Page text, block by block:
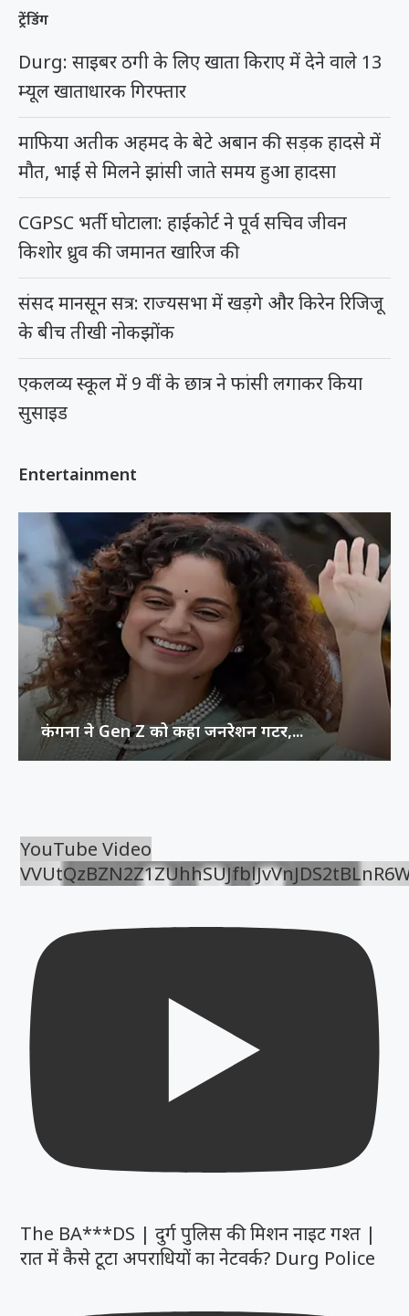
YouTube Video
The BA***DS | दुर्ग पुलिस की मिशन नाइट गश्त |
रात में कैसे टूटा अपराधियों का नेटवर्क? Durg Police
ट्रेंडिंग
Durg: साइबर ठगी के लिए खाता किराए में देने वाले 13
म्यूल खाताधारक गिरफ्तार
माफिया अतीक अहमद के बेटे अबान की सड़क हादसे में
मौत, भाई से मिलने झांसी जाते समय हुआ हादसा
CGPSC भर्ती घोटाला: हाईकोर्ट ने पूर्व सचिव जीवन
किशोर ध्रुव की जमानत खारिज की
संसद मानसून सत्र: राज्यसभा में खड़गे और किरेन रिजिजू
के बीच तीखी नोकझोंक
एकलव्य स्कूल में 9 वीं के छात्र ने फांसी लगाकर किया
सुसाइड
Entertainment
कंगना ने Gen Z को कहा जनरेशन गटर,...